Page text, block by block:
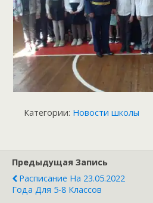
Категории: Новости школы
Предыдущая Запись
Расписание На 23.05.2022
Года Для 5-8 Классов